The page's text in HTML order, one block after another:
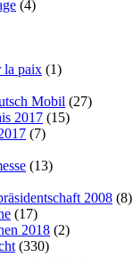
(4)
la paix (1)
Mobil (27)
2017 (15)
(7)
(13)
2008 (8)
(17)
2018 (2)
(330)